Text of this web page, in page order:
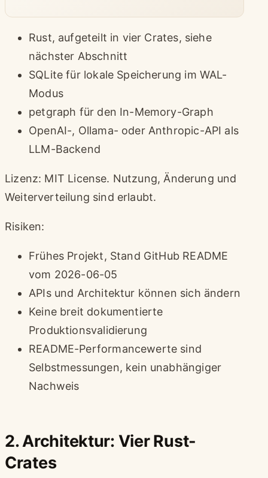
Rust, aufgeteilt in vier Crates, siehe
nächster Abschnitt
SQLite für lokale Speicherung im WAL-
Modus
petgraph für den In-Memory-Graph
OpenAI-, Ollama- oder Anthropic-API als
LLM-Backend
Lizenz: MIT License. Nutzung, Änderung und
Weiterverteilung sind erlaubt.
Risiken:
Frühes Projekt, Stand GitHub README
vom 2026-06-05
APIs und Architektur können sich ändern
Keine breit dokumentierte
Produktionsvalidierung
README-Performancewerte sind
Selbstmessungen, kein unabhängiger
Nachweis
2. Architektur: Vier Rust-
Crates